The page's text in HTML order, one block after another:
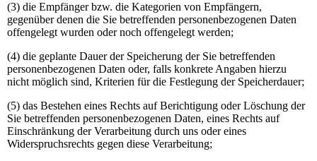
(3) die Empfänger bzw. die Kategorien von Empfängern,
gegenüber denen die Sie betreffenden personenbezogenen Daten
offengelegt wurden oder noch offengelegt werden;
(4) die geplante Dauer der Speicherung der Sie betreffenden
personenbezogenen Daten oder, falls konkrete Angaben hierzu
nicht möglich sind, Kriterien für die Festlegung der Speicherdauer;
(5) das Bestehen eines Rechts auf Berichtigung oder Löschung der
Sie betreffenden personenbezogenen Daten, eines Rechts auf
Einschränkung der Verarbeitung durch uns oder eines
Widerspruchsrechts gegen diese Verarbeitung;